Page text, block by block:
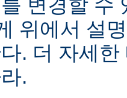
변경할 수
위에서 설
. 더 자세
.